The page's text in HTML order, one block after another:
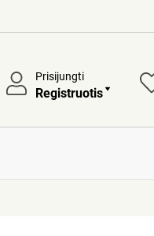
Prisijungti
Registruotis